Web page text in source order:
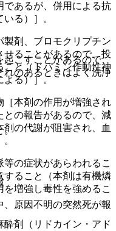
こすことがあるので、
れのあるときはよく洗浄
。
原因不明の突然死が報
であるが、併用による抗
る）］。
剤、ブロモクリプチン
せることがあるので、投
と（ドパミン作動性神
よる）］。
本剤の作用が増強され
との報告があるので、減
の代謝が阻害され、血
の症状があらわれるこ
すること（本剤は有機燐
増強し毒性を強めるこ
剤（リドカイン・アド